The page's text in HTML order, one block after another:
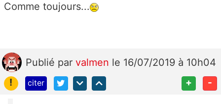
Comme toujours...
Publié par valmen le 16/07/2019 à 10h04
!
citer + -